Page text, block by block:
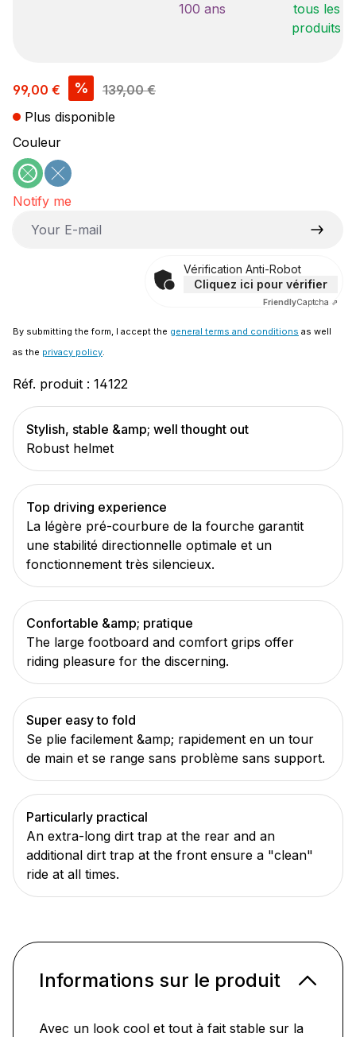
100 ans
tous les
produits
Prix de vente :
99,00 € %
139,00 €
Plus disponible
Sélectionnez
Couleur
vert
(Cette option n'est pas disponible pour le moment.)
bleu
(Cette option n'est pas disponible pour le
Notify me
Vérification Anti-Robot
Cliquez ici pour vérifier
FriendlyCaptcha ⇗
By submitting the form, I accept the general terms and conditions as well
as the privacy policy.
Réf. produit : 14122
Stylish, stable &amp; well thought out
Robust helmet
Top driving experience
La légère pré-courbure de la fourche garantit
une stabilité directionnelle optimale et un
fonctionnement très silencieux.
Confortable &amp; pratique
The large footboard and comfort grips offer
riding pleasure for the discerning.
Super easy to fold
Se plie facilement &amp; rapidement en un tour
de main et se range sans problème sans support.
Particularly practical
An extra-long dirt trap at the rear and an
additional dirt trap at the front ensure a "clean"
ride at all times.
Informations sur le produit
Avec un look cool et tout à fait stable sur la